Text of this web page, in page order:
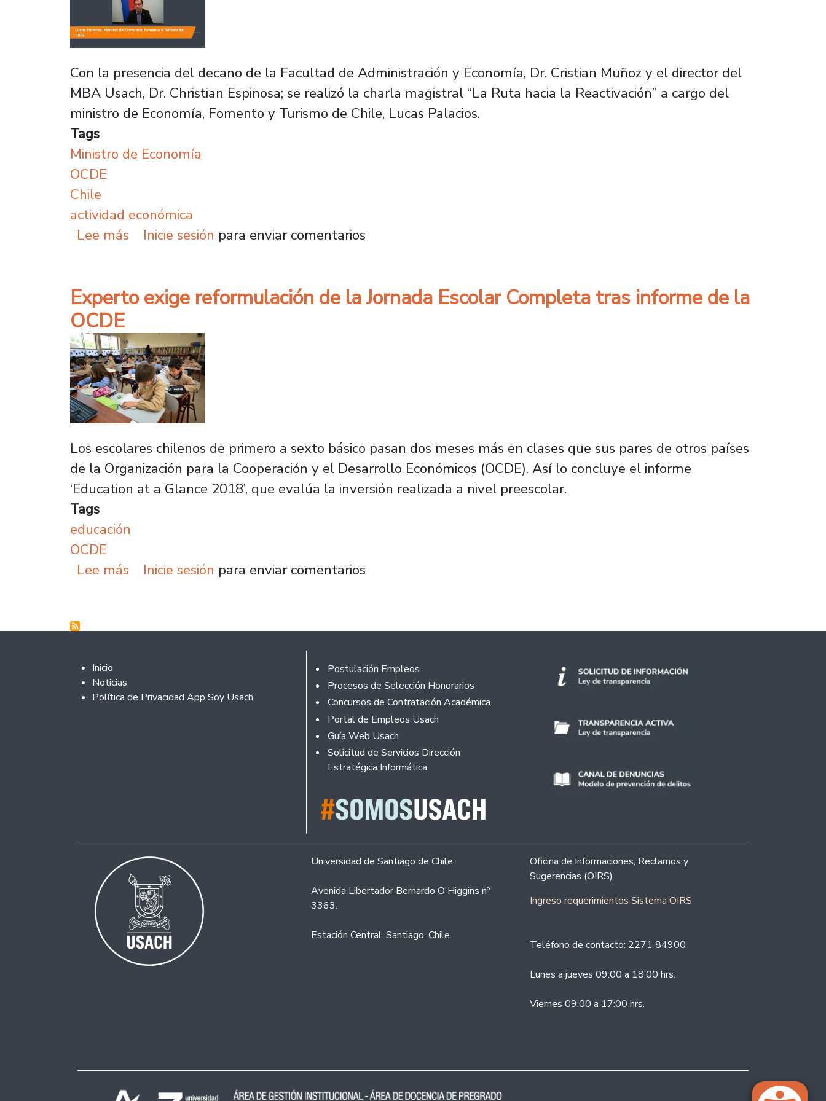
Con la presencia del decano de la Facultad de Administración y Economía, Dr. Cristian Muñoz y el director del
MBA Usach, Dr. Christian Espinosa; se realizó la charla magistral “La Ruta hacia la Reactivación” a cargo del
ministro de Economía, Fomento y Turismo de Chile, Lucas Palacios.
Tags
Ministro de Economía
OCDE
Chile
actividad económica
Lee más sobre Ministro de Economía: “Chile es el octavo país de la OCDE que recuperó niveles de actividad económica
Inicie sesión para enviar comentarios
Experto exige reformulación de la Jornada Escolar Completa tras informe de la
OCDE
Los escolares chilenos de primero a sexto básico pasan dos meses más en clases que sus pares de otros países
de la Organización para la Cooperación y el Desarrollo Económicos (OCDE). Así lo concluye el informe
‘Education at a Glance 2018’, que evalúa la inversión realizada a nivel preescolar.
Tags
educación
OCDE
Lee más sobre Experto exige reformulación de la Jornada Escolar Completa tras informe de la OCDE
Inicie sesión para enviar comentarios
Footer 2
Inicio
Noticias
Política de Privacidad App Soy Usach
Footer
Postulación Empleos
Procesos de Selección Honorarios
Concursos de Contratación Académica
Portal de Empleos Usach
Guía Web Usach
Solicitud de Servicios Dirección
Estratégica Informática
Universidad de Santiago de Chile.
Avenida Libertador Bernardo O'Higgins nº
3363.
Estación Central. Santiago. Chile.
Oficina de Informaciones, Reclamos y
Sugerencias (OIRS)
Ingreso requerimientos Sistema OIRS
Teléfono de contacto: 2271 84900
Lunes a jueves 09:00 a 18:00 hrs.
Viernes 09:00 a 17:00 hrs.